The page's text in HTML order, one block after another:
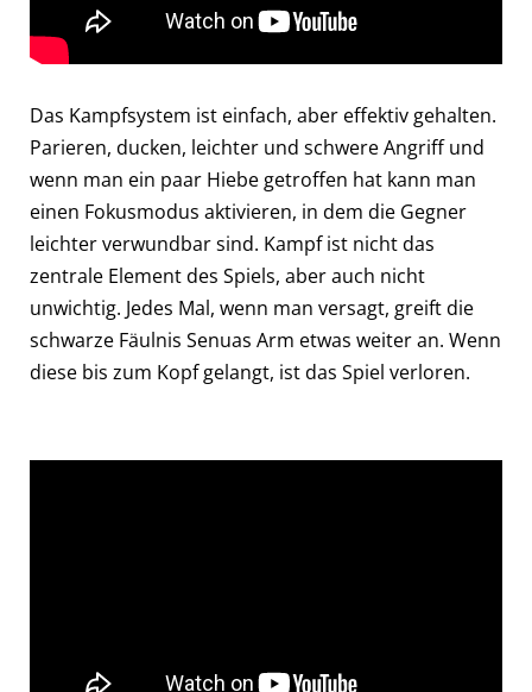
Das Kampfsystem ist einfach, aber effektiv gehalten.
Parieren, ducken, leichter und schwere Angriff und
wenn man ein paar Hiebe getroffen hat kann man
einen Fokusmodus aktivieren, in dem die Gegner
leichter verwundbar sind. Kampf ist nicht das
zentrale Element des Spiels, aber auch nicht
unwichtig. Jedes Mal, wenn man versagt, greift die
schwarze Fäulnis Senuas Arm etwas weiter an. Wenn
diese bis zum Kopf gelangt, ist das Spiel verloren.